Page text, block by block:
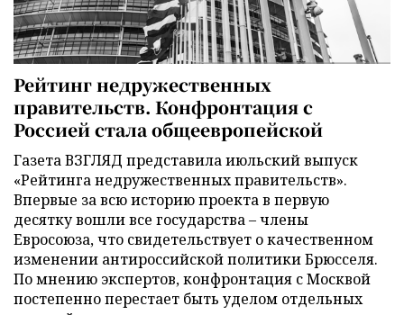
Рейтинг недружественных
правительств. Конфронтация с
Россией стала общеевропейской
Газета ВЗГЛЯД представила июльский выпуск
«Рейтинга недружественных правительств».
Впервые за всю историю проекта в первую
десятку вошли все государства – члены
Евросоюза, что свидетельствует о качественном
изменении антироссийской политики Брюсселя.
По мнению экспертов, конфронтация с Москвой
постепенно перестает быть уделом отдельных